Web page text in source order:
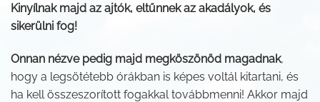
Kinyílnak majd az ajtók, eltűnnek az akadályok, és
sikerülni fog!
Onnan nézve pedig majd megköszönöd magadnak,
hogy a legsötétebb órákban is képes voltál kitartani, és
ha kell összeszorított fogakkal továbbmenni! Akkor majd